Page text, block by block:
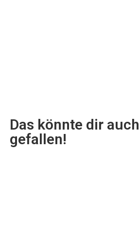
Das könnte dir auch
gefallen!